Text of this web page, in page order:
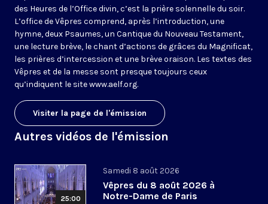
des Heures de l’Office divin, c’est la prière solennelle du soir.
L’office de Vêpres comprend, après l’introduction, une
hymne, deux Psaumes, un Cantique du Nouveau Testament,
une lecture brève, le chant d’actions de grâces du Magnificat,
les prières d’intercession et une brève oraison. Les textes des
Vêpres et de la messe sont presque toujours ceux
qu’indiquent le sitewww.aelf.org.
Visiter la page de l'émission
Autres vidéos de l'émission
25:00
Samedi 8 août 2026
Vêpres du 8 août 2026 à
Notre-Dame de Paris